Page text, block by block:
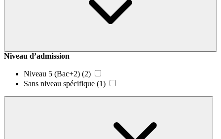
Niveau d’admission
Niveau 5 (Bac+2) (2)
Sans niveau spécifique (1)